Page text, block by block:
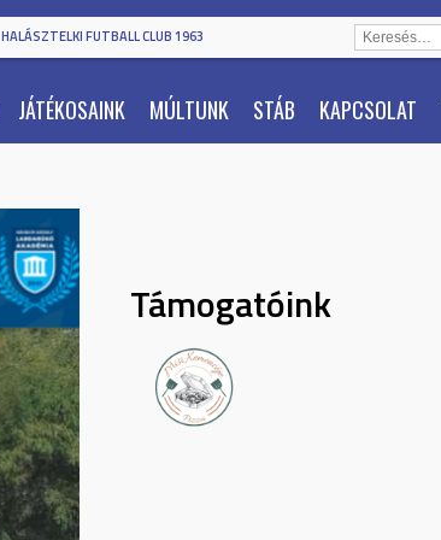
HALÁSZTELKI FUTBALL CLUB 1963
JÁTÉKOSAINK MÚLTUNK STÁB KAPCSOLAT
Támogatóink